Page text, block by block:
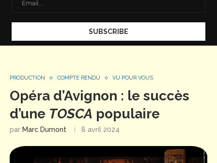
PRODUCTION COMPTE RENDU VU POUR VOUS
Opéra d’Avignon : le succès
d’une TOSCA populaire
par Marc Dumont 8 avril 2024